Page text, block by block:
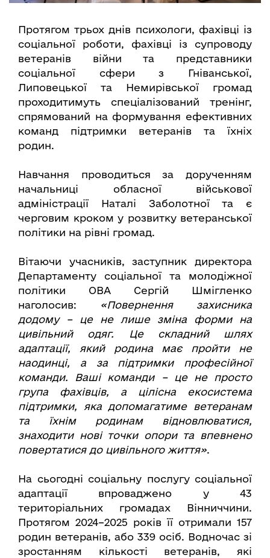
Протягом трьох днів психологи, фахівці із
соціальної роботи, фахівці із супроводу
ветеранів війни та представники
соціальної сфери з Гніванської,
Липовецької та Немирівської громад
проходитимуть спеціалізований тренінг,
спрямований на формування ефективних
команд підтримки ветеранів та їхніх
родин.
Навчання проводиться за дорученням
начальниці обласної військової
адміністрації Наталі Заболотної та є
черговим кроком у розвитку ветеранської
політики на рівні громад.
Вітаючи учасників, заступник директора
Департаменту соціальної та молодіжної
політики ОВА Сергій Шмігленко
наголосив:
«Повернення захисника
додому – це не лише зміна форми на
цивільний одяг. Це складний шлях
адаптації, який родина має пройти не
наодинці, а за підтримки професійної
команди. Ваші команди – це не просто
група фахівців, а цілісна екосистема
підтримки, яка допомагатиме ветеранам
та їхнім родинам відновлюватися,
знаходити нові точки опори та впевнено
повертатися до цивільного життя».
На сьогодні соціальну послугу соціальної
адаптації впроваджено у 43
територіальних громадах Вінниччини.
Протягом 2024–2025 років її отримали 157
родин ветеранів, або 339 осіб. Водночас зі
зростанням кількості ветеранів, які